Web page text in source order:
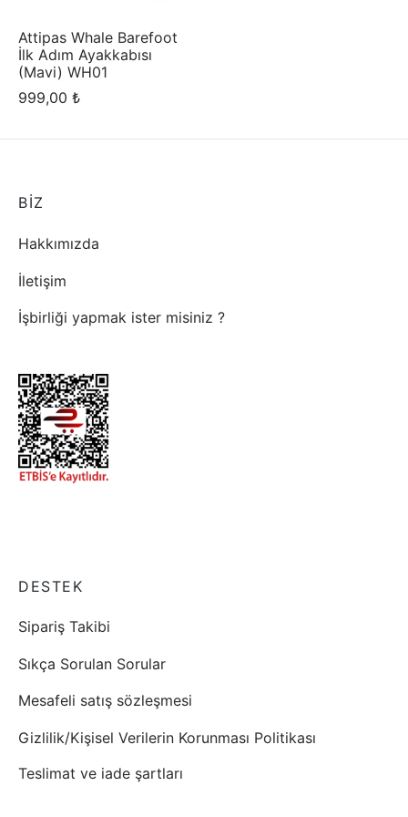
Attipas Whale Barefoot
İlk Adım Ayakkabısı
(Mavi) WH01
999,00 ₺
BİZ
Hakkımızda
İletişim
İşbirliği yapmak ister misiniz ?
DESTEK
Sipariş Takibi
Sıkça Sorulan Sorular
Mesafeli satış sözleşmesi
Gizlilik/Kişisel Verilerin Korunması Politikası
Teslimat ve iade şartları
Ölçü Rehberi
Bakım Rehberi
Blog
yapmak ister misiniz ?